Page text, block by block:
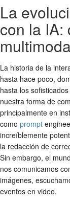
La
con la IA:
La historia de la
hasta hace poco,
hasta los
nuestra forma de
principalmente en
como prompt
increíblemente
la redacción de
Sin embargo, el
nos comunicamos
imágenes,
eventos en video.